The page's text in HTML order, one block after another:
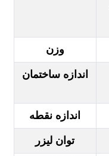
وزن
اندازه ساختمان
اندازه نقطه
توان لیزر